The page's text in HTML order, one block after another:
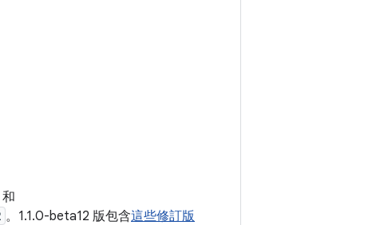
和
。1.1.0-beta12 版包含這些修訂版